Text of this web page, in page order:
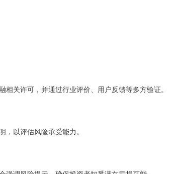
关许可，并通过行业评价、用户反馈等多方验证。
以评估风险承受能力。